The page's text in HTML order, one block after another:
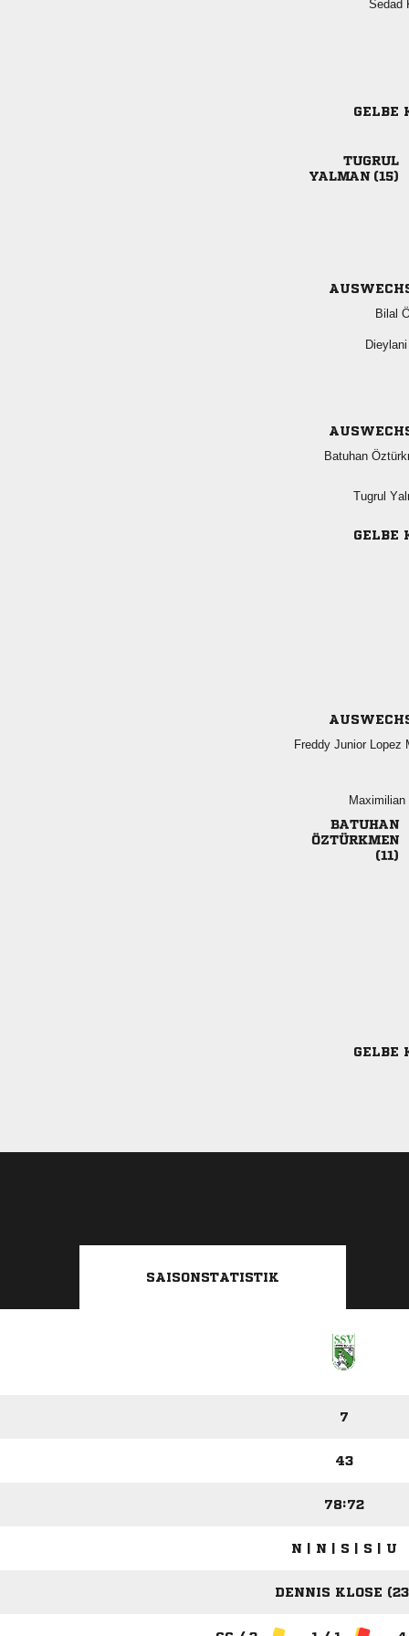

GELBE

 



GELBE
 



GELBE
SAISONSTATISTIK
7
43
78:72
N | N | S | S | U
DENNIS KLOSE